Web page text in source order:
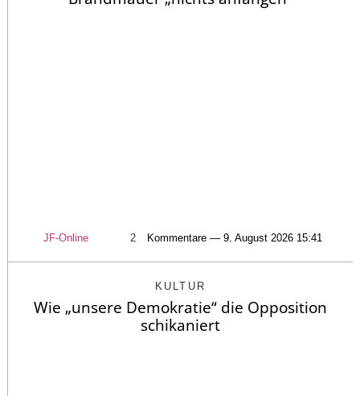
JF-Online 2 Kommentare — 9. August 2026 15:41
KULTUR
Wie „unsere Demokratie“ die Opposition
schikaniert